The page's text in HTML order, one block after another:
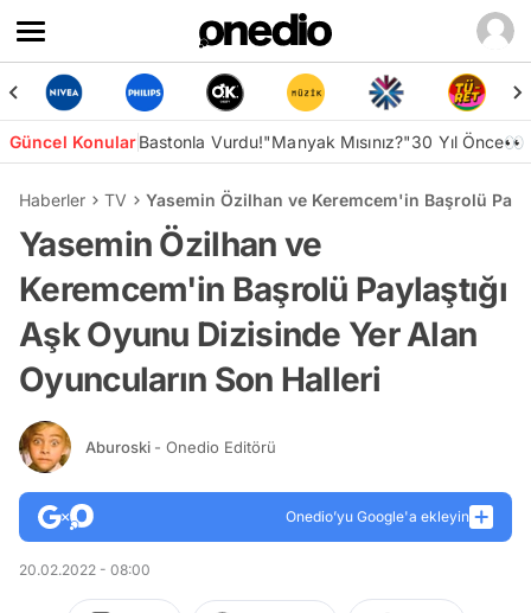
Güncel KonularBastonla Vurdu!"Manyak Mısınız?"30 Yıl Önce👀
Haberler TV Yasemin Özilhan ve Keremcem'in Başrolü
Yasemin Özilhan ve
Keremcem'in Başrolü Paylaştığı
Aşk Oyunu Dizisinde Yer Alan
Oyuncuların Son Halleri
Aburoski - Onedio Editörü
Onedio’yu Google'a ekleyin
20.02.2022 - 08:00